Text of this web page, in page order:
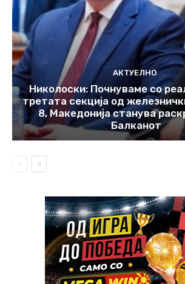
АКТУЕЛНО
Николоски: Почнуваме со
третата секција од
8, Македонија станува
Балканот